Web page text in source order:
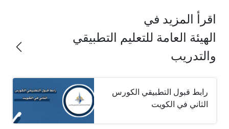
اقرأ المزيد في
الهيئة العامة للتعليم التطبيقي
والتدريب
رابط قبول التطبيقي الكورس
الثاني في الكويت